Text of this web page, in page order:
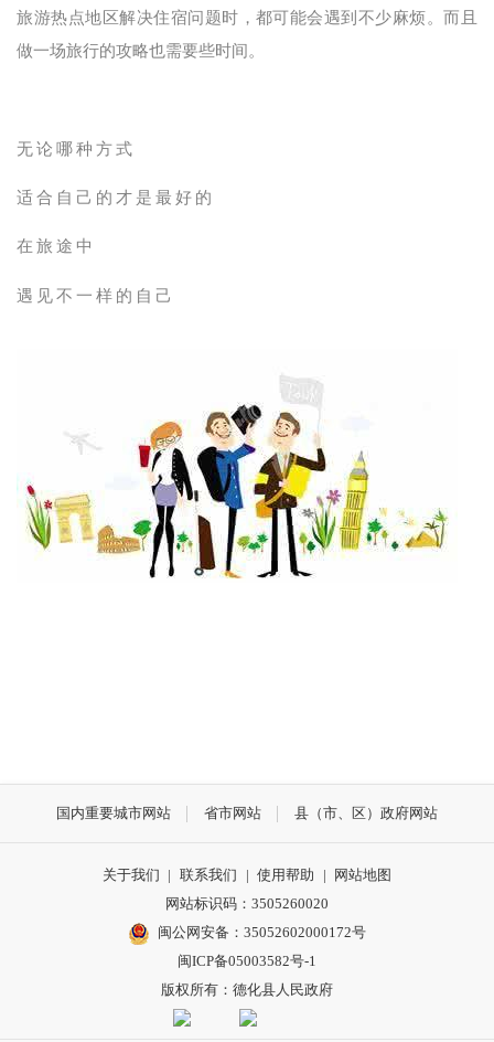
旅游热点地区解决住宿问题时，都可能会遇到不少麻烦。而且
做一场旅行的攻略也需要些时间。
无论哪种方式
适合自己的才是最好的
在旅途中
遇见不一样的自己
国内重要城市网站 省市网站 县（市、区）政府网站
关于我们 | 联系我们 | 使用帮助 | 网站地图
网站标识码：3505260020
闽公网安备：35052602000172号
闽ICP备05003582号-1
版权所有：德化县人民政府